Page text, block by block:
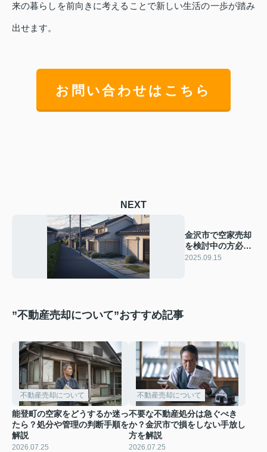
来の暮らしを前向きに考えることで新しい生活の一歩が踏み
出せます。
お問い合わせはこちら
NEXT
金沢市で空家売却
を検討中の方必
見！相場や高く売
2025.09.15
”不動産売却について”おすすめ記事
不動産売却について
能登町の空家をどうするか迷っ
たら？処分や管理の判断手順を
解説
2026.07.25
不動産売却について
不要な不動産処分は急ぐべき
か？金沢市で損をしない手放し
方を解説
2026.07.25